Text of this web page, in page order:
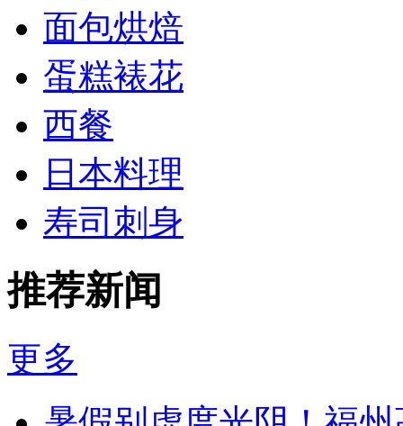
面包烘焙
蛋糕裱花
西餐
日本料理
寿司刺身
推荐新闻
更多